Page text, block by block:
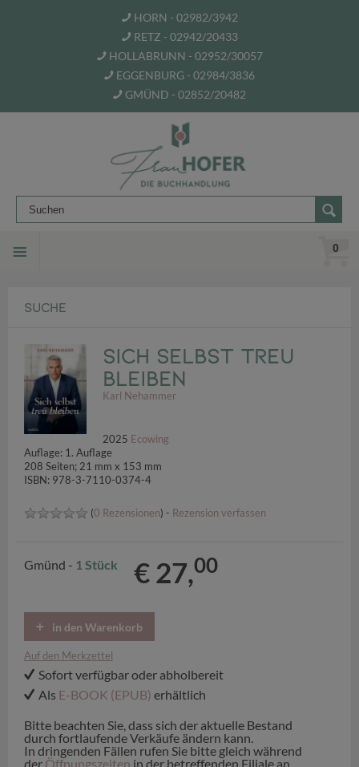
HORN - 02982/3942
RETZ - 02942/20433
HOLLABRUNN - 02952/30057
EGGENBURG - 02984/3836
GMÜND - 02852/20482
0
SUCHE
Sich selbst treu
bleiben
Karl Nehammer
2025 Ecowing
Auflage: 1. Auflage
208 Seiten; 21 mm x 153 mm
ISBN: 978-3-7110-0374-4
(0 Rezensionen) - Rezension verfassen
Gmünd - 1 Stück € 27,00
in den Warenkorb
Auf den Merkzettel
Sofort verfügbar oder abholbereit
Als E-BOOK (EPUB) erhältlich
Bitte beachten Sie, dass sich der aktuelle Bestand
durch fortlaufende Verkäufe ändern kann.
In dringenden Fällen rufen Sie bitte gleich während
der Öffnungszeiten in der betreffenden Filiale an.